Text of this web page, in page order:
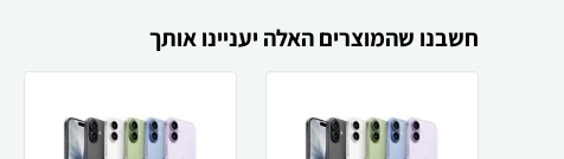
חשבנו שהמוצרים האלה יעניינו אותך